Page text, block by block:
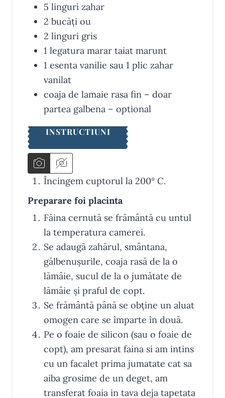
5 linguri zahar
2 bucăți ou
2 linguri gris
1 legatura marar taiat marunt
1 esenta vanilie sau 1 plic zahar
vanilat
coaja de lamaie rasa fin – doar
partea galbena – optional
INSTRUCTIUNI
Încingem cuptorul la 200° C.
Preparare foi placinta
Făina cernută se frământă cu untul
la temperatura camerei.
Se adaugă zahărul, smântana,
gălbenușurile, coaja rasă de la o
lămâie, sucul de la o jumătate de
lămâie și praful de copt.
Se frământă până se obține un aluat
omogen care se împarte în două.
Pe o foaie de silicon (sau o foaie de
copt), am presarat faina si am intins
cu un facalet prima jumatate cat sa
aiba grosime de un deget, am
transferat foaia in tava deja tapetata